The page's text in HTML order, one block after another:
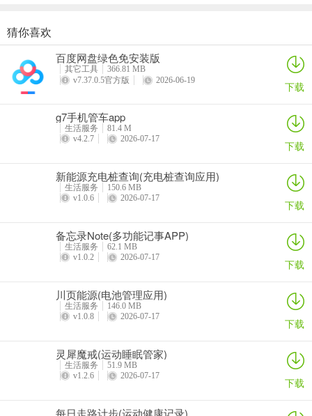
e动推拿和泰到位的区别
如果你想找按摩推拿服务，e动推拿是个不错的选择。它能提供专业且
优质的上门按摩服务。你可以在线预约，有上百优秀技师供你挑选，
还能选择不同按摩方案。软件功能强大，技师列表可根据地图和定
项目，系统推荐最近可接单技师；我的订单可实时关注技师动态，判
断服务时间；还有24小时在线客服提供下单指引。其特色众多，技师
实名认证，真人实拍保障品质；卫生保障一客一换一消毒；24小时可
预约；商家或技师爽约、手法不满意可退款。能解决你身体不舒服想
按摩的需求，让你足不出户享受便捷、放心的按摩服务，轻松缓解疲
e动推拿(上门推拿平台)常见问题
有中式传统推拿、精油通络、香薰足底、淋巴排毒、头肩颈推拿、刮
痧采耳、精油SPA、减压SPA等上门推拿按摩项目。
2. 如何预约e动推拿服务？
下载app后点击进入，选择空闲技师，选好后提交订单；也可通过微
猜你喜欢
百度网盘绿色免安装版
其它工具
366.81 MB
v7.37.0.5官方版
2026-06-19 下载
g7手机管车app
生活服务
81.4 M
v4.2.7
2026-07-17 下载
新能源充电桩查询(充电桩查询应用)
生活服务
150.6 MB
v1.0.6
2026-07-17 下载
备忘录Note(多功能记事APP)
生活服务
62.1 MB
v1.0.2
2026-07-17 下载
川页能源(电池管理应用)
生活服务
146.0 MB
v1.0.8
2026-07-17 下载
灵犀魔戒(运动睡眠管家)
生活服务
51.9 MB
v1.2.6
2026-07-17 下载
每日走路计步(运动健康记录)